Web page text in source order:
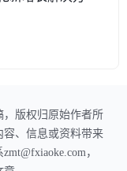
，版权归原始作者所
、信息或资料带来
，